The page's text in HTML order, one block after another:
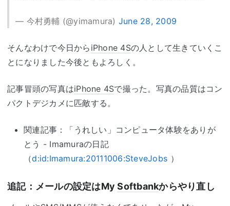
— 今村勇輔 (@yimamura) June 28, 2009
そんなわけで今日から iPhone 4Sの人として生きていくこ
とになりました今後ともよろしく。
記事冒頭の写真はiPhone 4Sで撮った。写真の品質はコン
パクトデジカメに匹敵する。
関連記事：「うれしい」コンピュータ体験をありが
とう - Imamuraの日記
（d:id:Imamura:20111006:SteveJobs ）
追記：メールの設定はMySoftbankからやり直し